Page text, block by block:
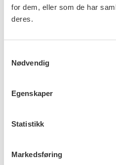
for dem, eller som de har
deres.
Nødvendig
Egenskaper
Statistikk
Markedsføring
About us (English)